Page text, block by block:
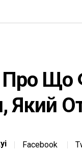
Що
Який
Facebook